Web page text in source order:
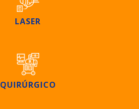
LASER
QUIRÚRGICO